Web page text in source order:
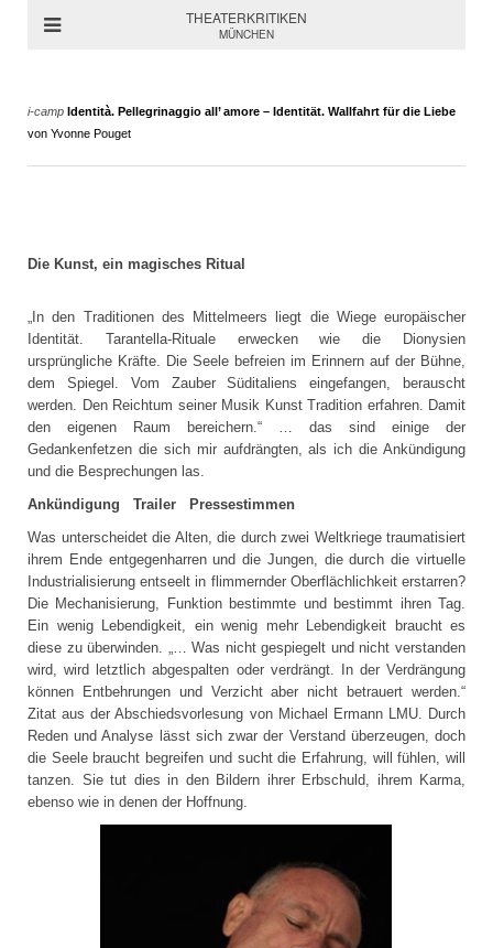
THEATERKRITIKEN
MÜNCHEN
i-camp Identità. Pellegrinaggio all’ amore – Identität. Wallfahrt für die Liebe
von Yvonne Pouget
Die Kunst, ein magisches Ritual
„In den Traditionen des Mittelmeers liegt die Wiege europäischer
Identität. Tarantella-Rituale erwecken wie die Dionysien
ursprüngliche Kräfte. Die Seele befreien im Erinnern auf der Bühne,
dem Spiegel. Vom Zauber Süditaliens eingefangen, berauscht
werden. Den Reichtum seiner Musik Kunst Tradition erfahren. Damit
den eigenen Raum bereichern.“ … das sind einige der
Gedankenfetzen die sich mir aufdrängten, als ich die Ankündigung
und die Besprechungen las.
Ankündigung Trailer Pressestimmen
Was unterscheidet die Alten, die durch zwei Weltkriege traumatisiert
ihrem Ende entgegenharren und die Jungen, die durch die virtuelle
Industrialisierung entseelt in flimmernder Oberflächlichkeit erstarren?
Die Mechanisierung, Funktion bestimmte und bestimmt ihren Tag.
Ein wenig Lebendigkeit, ein wenig mehr Lebendigkeit braucht es
diese zu überwinden. „… Was nicht gespiegelt und nicht verstanden
wird, wird letztlich abgespalten oder verdrängt. In der Verdrängung
können Entbehrungen und Verzicht aber nicht betrauert werden.“
Zitat aus der Abschiedsvorlesung von Michael Ermann LMU. Durch
Reden und Analyse lässt sich zwar der Verstand überzeugen, doch
die Seele braucht begreifen und sucht die Erfahrung, will fühlen, will
tanzen. Sie tut dies in den Bildern ihrer Erbschuld, ihrem Karma,
ebenso wie in denen der Hoffnung.